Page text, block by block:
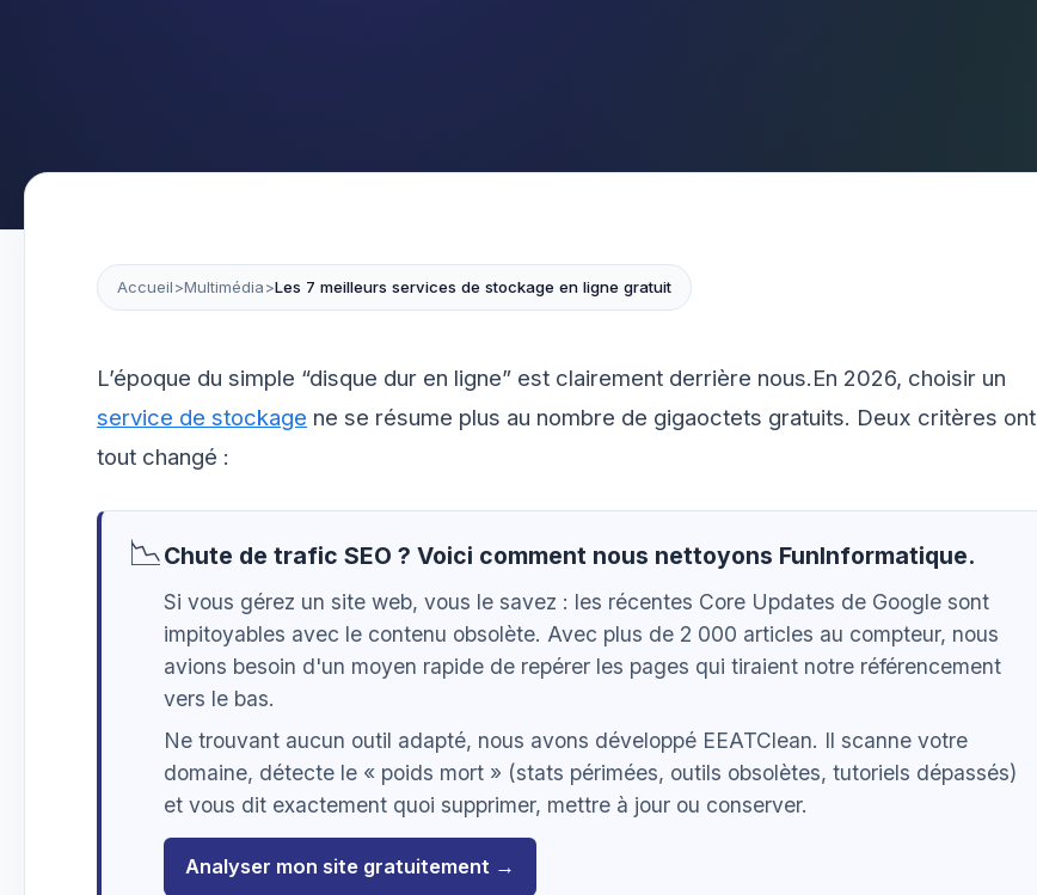
Accueil>Multimédia>Les 7 meilleurs services de stockage en ligne gratuit
L’époque du simple “disque dur en ligne” est clairement derrière nous.En 2026, choisir un
service de stockage ne se résume plus au nombre de gigaoctets gratuits. Deux critères ont
tout changé :
📉Chute de trafic SEO ? Voici comment nous nettoyons FunInformatique.
Si vous gérez un site web, vous le savez : les récentes Core Updates de Google sont
impitoyables avec le contenu obsolète. Avec plus de 2 000 articles au compteur, nous
avions besoin d'un moyen rapide de repérer les pages qui tiraient notre référencement
vers le bas.
Ne trouvant aucun outil adapté, nous avons développé EEATClean. Il scanne votre
domaine, détecte le « poids mort » (stats périmées, outils obsolètes, tutoriels dépassés)
et vous dit exactement quoi supprimer, mettre à jour ou conserver.
Analyser mon site gratuitement →